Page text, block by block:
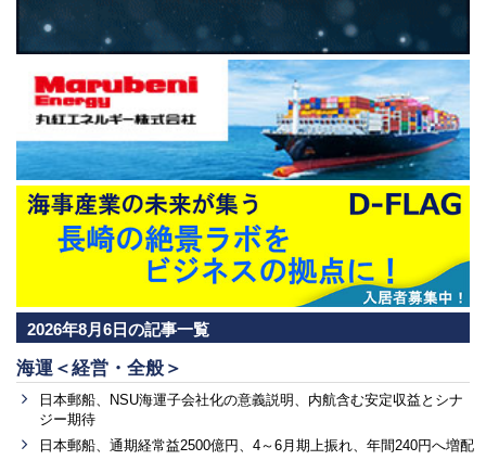
2026年8月6日の記事一覧
海運＜経営・全般＞
日本郵船、NSU海運子会社化の意義説明、内航含む安定収益とシナ
ジー期待
日本郵船、通期経常益2500億円、4～6月期上振れ、年間240円へ増配